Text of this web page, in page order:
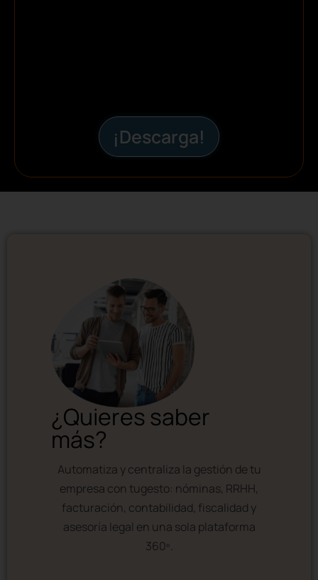
¡Descarga!
¿Quieres saber
más?
Automatiza y centraliza la gestión de tu
empresa con tugesto: nóminas, RRHH,
facturación, contabilidad, fiscalidad y
asesoría legal en una sola plataforma
360º.